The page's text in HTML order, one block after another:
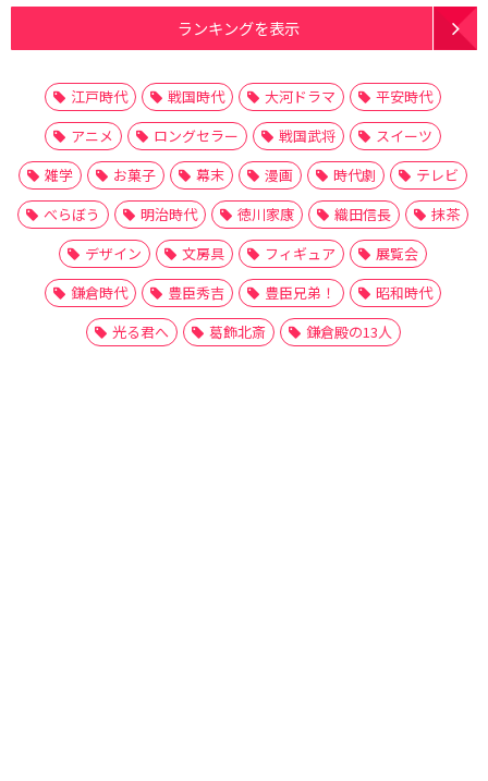
ランキングを表示
江戸時代 戦国時代 大河ドラマ
平安時代
アニメ
ロングセラー 戦国武将
スイーツ
雑学
お菓子 幕末 漫画 時代劇
テレビ
べらぼう
明治時代 徳川家康 織田信長
抹茶
デザイン
文房具 フィギュア
展覧会
鎌倉時代
豊臣秀吉 豊臣兄弟！
昭和時代
光る君へ
葛飾北斎 鎌倉殿の13人